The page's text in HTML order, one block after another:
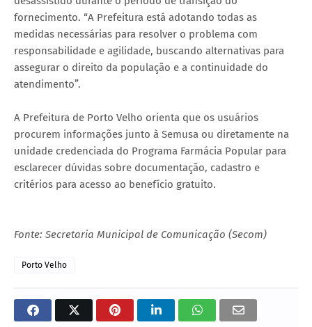
fornecimento. “A Prefeitura está adotando todas as
medidas necessárias para resolver o problema com
responsabilidade e agilidade, buscando alternativas para
assegurar o direito da população e a continuidade do
atendimento”.
A Prefeitura de Porto Velho orienta que os usuários
procurem informações junto à Semusa ou diretamente na
unidade credenciada do Programa Farmácia Popular para
esclarecer dúvidas sobre documentação, cadastro e
critérios para acesso ao benefício gratuito.
Fonte: Secretaria Municipal de Comunicação (Secom)
Porto Velho